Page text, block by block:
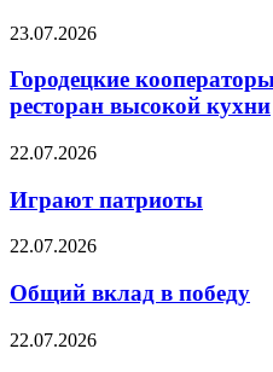
23.07.2026
Городецкие
ресторан высокой кухни
22.07.2026
Играют патриоты
22.07.2026
Общий вклад в победу
22.07.2026